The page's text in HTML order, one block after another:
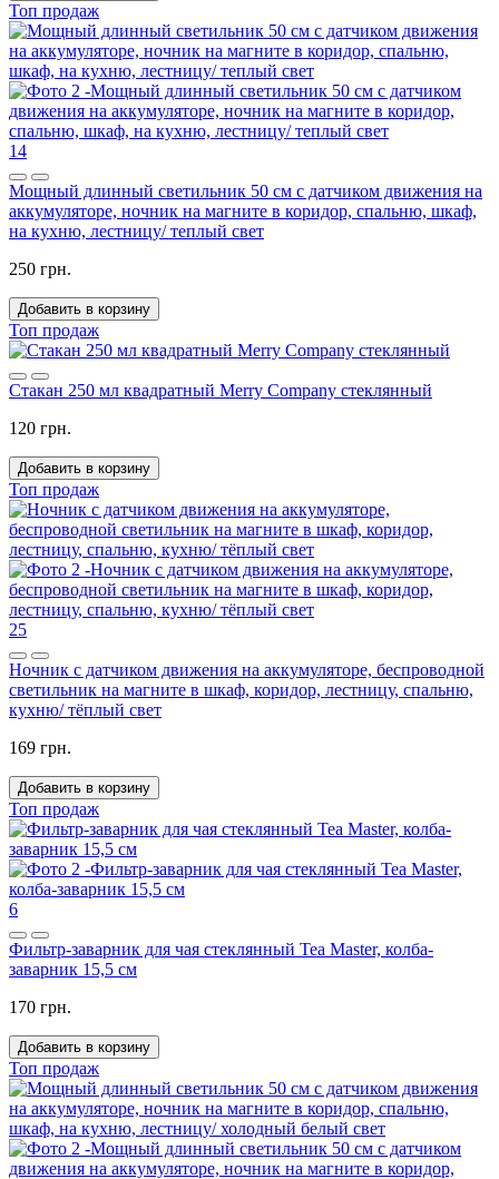
Топ продаж
14
Мощный длинный светильник 50 см с датчиком движения на
аккумуляторе, ночник на магните в коридор, спальню, шкаф,
на кухню, лестницу/ теплый свет
250 грн.
Добавить в корзину
Топ продаж
Стакан 250 мл квадратный Merry Company стеклянный
120 грн.
Добавить в корзину
Топ продаж
25
Ночник с датчиком движения на аккумуляторе, беспроводной
светильник на магните в шкаф, коридор, лестницу, спальню,
кухню/ тёплый свет
169 грн.
Добавить в корзину
Топ продаж
6
Фильтр-заварник для чая стеклянный Tea Master, колба-
заварник 15,5 см
170 грн.
Добавить в корзину
Топ продаж